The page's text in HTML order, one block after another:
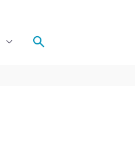
Rechercher